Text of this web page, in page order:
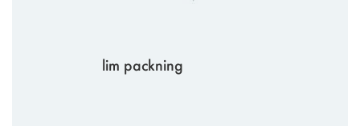
lim packning